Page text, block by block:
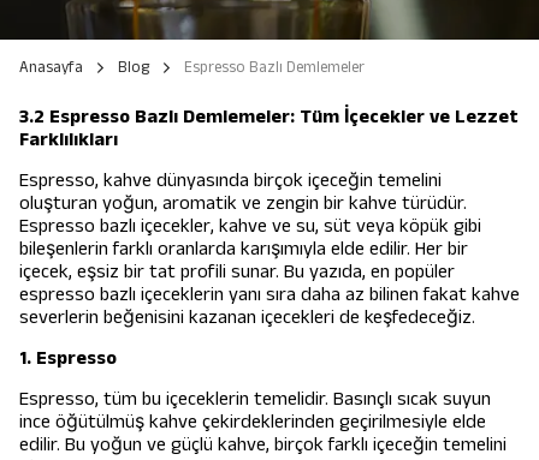
Anasayfa Blog Espresso Bazlı Demlemeler
3.2 Espresso Bazlı Demlemeler: Tüm İçecekler ve Lezzet
Farklılıkları
Espresso, kahve dünyasında birçok içeceğin temelini
oluşturan yoğun, aromatik ve zengin bir kahve türüdür.
Espresso bazlı içecekler, kahve ve su, süt veya köpük gibi
bileşenlerin farklı oranlarda karışımıyla elde edilir. Her bir
içecek, eşsiz bir tat profili sunar. Bu yazıda, en popüler
espresso bazlı içeceklerin yanı sıra daha az bilinen fakat kahve
severlerin beğenisini kazanan içecekleri de keşfedeceğiz.
1. Espresso
Espresso, tüm bu içeceklerin temelidir. Basınçlı sıcak suyun
ince öğütülmüş kahve çekirdeklerinden geçirilmesiyle elde
edilir. Bu yoğun ve güçlü kahve, birçok farklı içeceğin temelini